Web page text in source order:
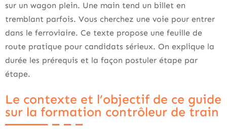
sur un wagon plein. Une main tend un billet en
tremblant parfois. Vous cherchez une voie pour entrer
dans le ferroviaire. Ce texte propose une feuille de
route pratique pour candidats sérieux. On explique la
durée les prérequis et la façon postuler étape par
étape.
Le contexte et l’objectif de ce guide
sur la formation contrôleur de train